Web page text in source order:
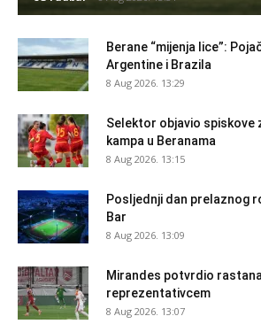
Berane “mijenja lice”:
Argentine i Brazila
8 Aug 2026. 13:29
Selektor objavio spiskove
kampa u Beranama
8 Aug 2026. 13:15
Posljednji dan prelaznog
Bar
8 Aug 2026. 13:09
Mirandes potvrdio
reprezentativcem
8 Aug 2026. 13:07